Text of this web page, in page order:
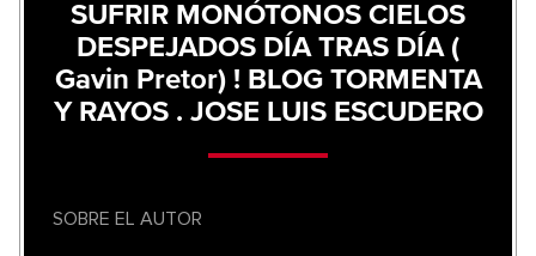
SUFRIR MONÓTONOS CIELOS
DESPEJADOS DÍA TRAS DÍA (
Gavin Pretor) ! BLOG TORMENTA
Y RAYOS . JOSE LUIS ESCUDERO
SOBRE EL AUTOR